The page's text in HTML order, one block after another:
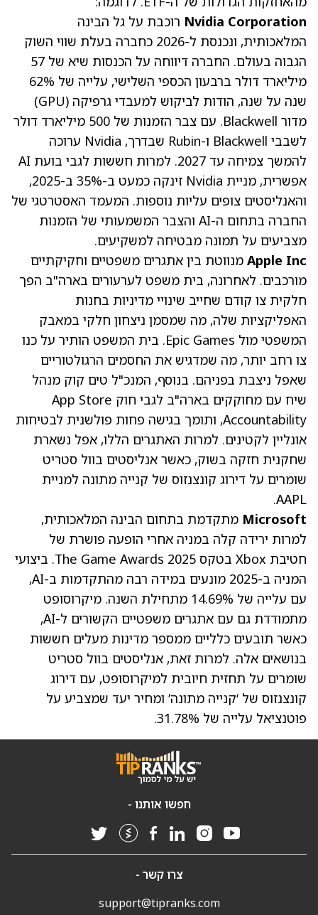
Nvidia Corporation רוכבת על גל הבינה
המלאכותית, ונכנסת ל-2026 כחברה בעלת שווי השוק
הגבוה בעולם. החברה דיווחה על הכנסות שיא של 57
מיליארד דולר ברבעון הכספי השלישי, עלייה של 62%
שנה על שנה, הודות לביקוש למעבדי גרפיקה (GPU)
מדור Blackwell. עם צבר הזמנות של 500 מיליארד דולר
לשבבי Blackwell ו-Rubin שבדרך, Nvidia ערוכה
להמשך צמיחה עד 2027. למרות חששות לגבי בועת AI
אפשרית, מניית Nvidia זינקה כמעט ב-35% ב-2025,
והאנליסטים צופים עליות נוספות. המעמד האסטרטגי של
החברה בתחום ה-AI והצבר המשמעותי של הזמנות
מצביעים על תמונה מבטיחה למשקיעים.
Apple Inc מנווטת בין אתגרים משפטיים וחקיקתיים
מורכבים. לאחרונה, בית משפט לערעורים בארה"ב הפך
חלקית צו קודם שחייב שינויי מדיניות בחנות
האפליקציות שלה, מה שמסמן ניצחון חלקי במאבק
המשפטי מול Epic Games. בית המשפט הותיר על כנו
צו רחב יותר, מה שמדגיש את החסמים הרגולטוריים
שאפל ניצבת בפניהם. בנוסף, המנכ"ל טים קוק מנהל
שיח עם מחוקקים בארה"ב לגבי חוק App Store
Accountability, ותומך בגישה פחות פולשנית לבטיחות
אונליין לקטינים. למרות האתגרים הללו, אפל נשארת
שחקנית חזקה בשוק, כאשר אנליסטים בוול סטריט
שומרים על דירוג קונצנזוס של קנייה מתונה למניית
AAPL.
Microsoft מתקדמת בתחום הבינה המלאכותית,
למרות ירידה קלה במניה אחרי הופעה פושרת של
חטיבת Xbox בטקס The Game Awards 2025. ביצועי
המניה ב-2025 מונעים במידה רבה מהתקדמות ב-AI,
עם עלייה של 14.69% מתחילת השנה. מיקרוסופט
מתמודדת גם עם אתגרים משפטיים הקשורים ל-AI,
כאשר תובעים כלליים ממספר מדינות מעלים חששות
בנושאים אלה. למרות זאת, אנליסטים בוול סטריט
שומרים על תחזית חיובית למיקרוסופט, עם דירוג
קונצנזוס של ‘קנייה מתונה’ ומחיר יעד שמצביע על
פוטנציאל עלייה של 31.78%.
חפשו אותנו -
צרו קשר -
support@tipranks.com